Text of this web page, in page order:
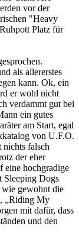
vor der
"Heavy
Platz für
als allererstes
kann. Ok, ein
er wohl nicht
verdammt gut bei
ein gutes
am Start, egal
von U.F.O.
falsch
der eher
eine hochgradige
Sleeping Dogs
gewohnt die
„Riding My
mit dafür, dass
und den